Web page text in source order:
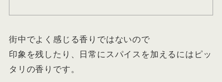
街中でよく感じる香りではないので
印象を残したり、日常にスパイスを加えるにはピッ
タリの香りです。